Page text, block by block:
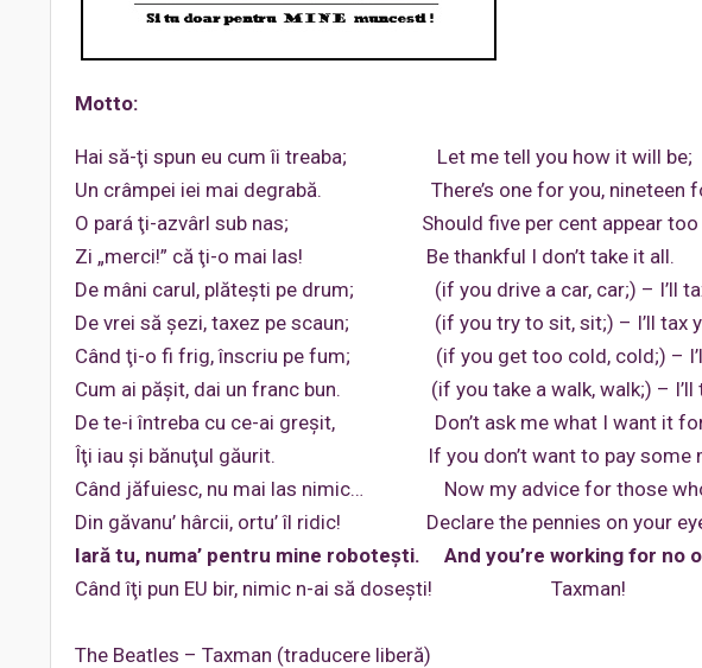
Motto:
Hai să-ţi spun eu cum îi treaba; Let me tell you how it will be;
Un crâmpei iei mai degrabă. There’s one for you, nineteen
O pará ţi-azvârl sub nas; Should five per cent appear too
Zi „merci!” că ţi-o mai las! Be thankful I don’t take it all.
De mâni carul, plăteşti pe drum; (if you drive a car, car;) – I’ll
De vrei să şezi, taxez pe scaun; (if you try to sit, sit;) – I’ll tax
Când ţi-o fi frig, înscriu pe fum; (if you get too cold, cold;) – I’ll
Cum ai păşit, dai un franc bun. (if you take a walk, walk;) – I’ll
De te-i întreba cu ce-ai greşit, Don’t ask me what I want it
Îţi iau şi bănuţul găurit. If you don’t want to pay some
Când jăfuiesc, nu mai las nimic… Now my advice for those
Din găvanu’ hârcii, ortu’ îl ridic! Declare the pennies on your
Iară tu, numa’ pentru mine roboteşti.
And you’re working for no
Când îţi pun EU bir, nimic n-ai să doseşti! Taxman!
The Beatles – Taxman (traducere liberă)